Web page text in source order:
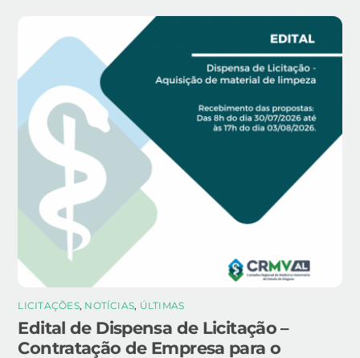
LICITAÇÕES, NOTÍCIAS, ÚLTIMAS
Edital de Dispensa de Licitação –
Contratação de Empresa para o